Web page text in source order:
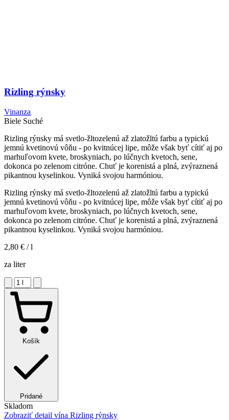
Rizling rýnsky
Vinanza
Biele Suché
Rizling rýnsky má svetlo-žltozelenú až zlatožltú farbu a typickú
jemnú kvetinovú vôňu - po kvitnúcej lipe, môže však byť cítiť aj po
marhuľovom kvete, broskyniach, po lúčnych kvetoch, sene,
dokonca po zelenom citróne. Chuť je korenistá a plná, zvýraznená
pikantnou kyselinkou. Vyniká svojou harmóniou.
Rizling rýnsky má svetlo-žltozelenú až zlatožltú farbu a typickú
jemnú kvetinovú vôňu - po kvitnúcej lipe, môže však byť cítiť aj po
marhuľovom kvete, broskyniach, po lúčnych kvetoch, sene,
dokonca po zelenom citróne. Chuť je korenistá a plná, zvýraznená
pikantnou kyselinkou. Vyniká svojou harmóniou.
2,80 € / l
za liter
Košík
Pridané
Skladom
Zobraziť detail vína Rizling rýnsky